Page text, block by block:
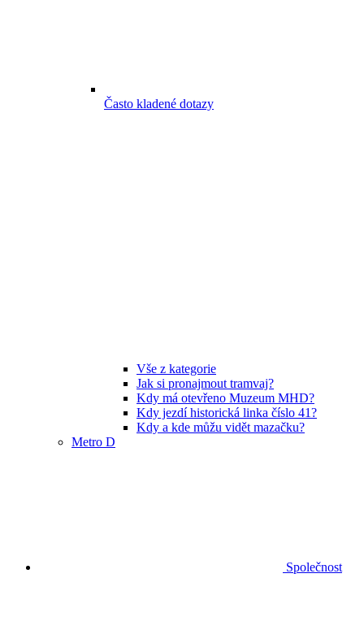
Často kladené dotazy
Vše z kategorie
Jak si pronajmout tramvaj?
Kdy má otevřeno Muzeum MHD?
Kdy jezdí historická linka číslo 41?
Kdy a kde můžu vidět mazačku?
Metro D
Společnost